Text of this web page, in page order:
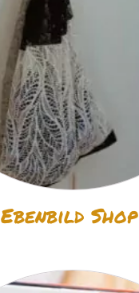
Ebenbild Shop